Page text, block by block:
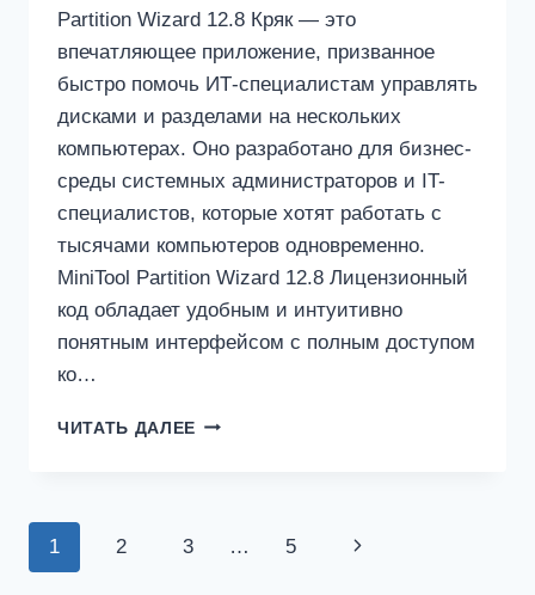
Partition Wizard 12.8 Кряк — это
впечатляющее приложение, призванное
быстро помочь ИТ-специалистам управлять
дисками и разделами на нескольких
компьютерах. Оно разработано для бизнес-
среды системных администраторов и IT-
специалистов, которые хотят работать с
тысячами компьютеров одновременно.
MiniTool Partition Wizard 12.8 Лицензионный
код обладает удобным и интуитивно
понятным интерфейсом с полным доступом
ко…
ЧИТАТЬ ДАЛЕЕ MINITOOL
Навигация
1 2 3 … 5
Следующая